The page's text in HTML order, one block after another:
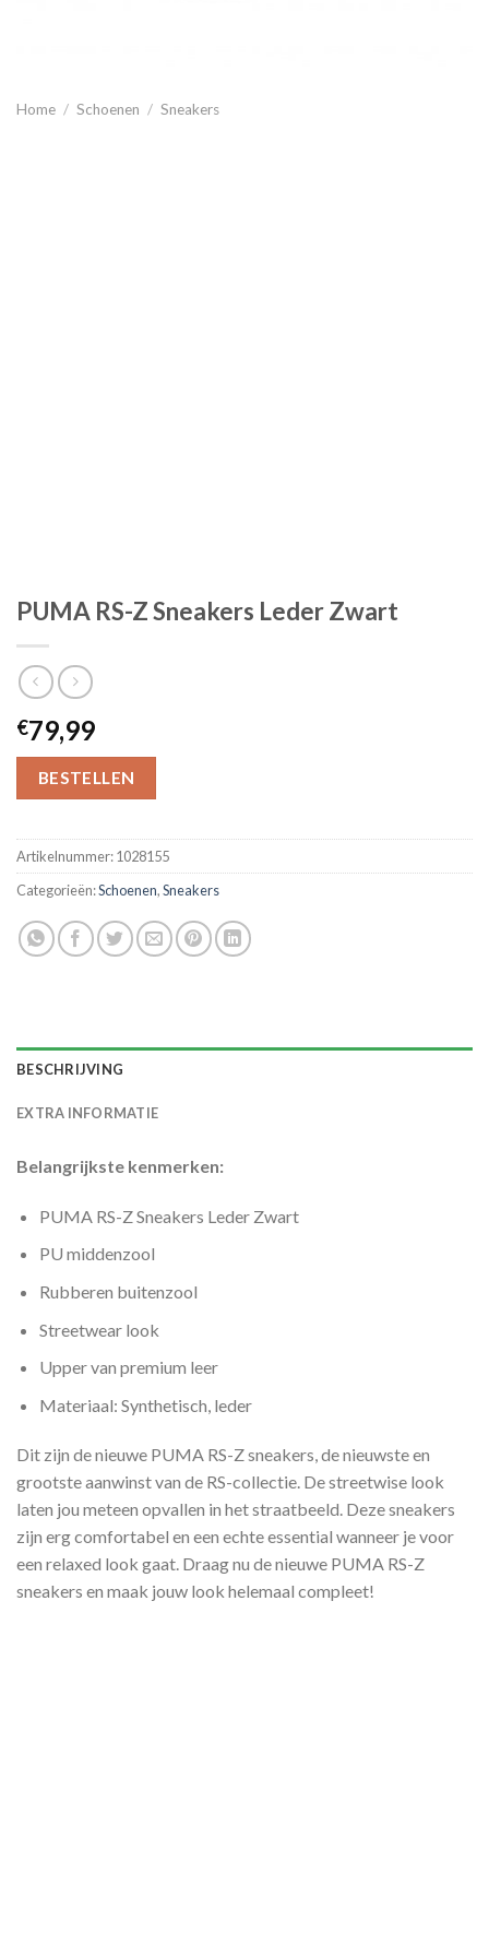
Home / Schoenen / Sneakers
PUMA RS-Z Sneakers Leder Zwart
€79,99
BESTELLEN
Artikelnummer:1028155
Categorieën:Schoenen,Sneakers
BESCHRIJVING
EXTRA INFORMATIE
Belangrijkste kenmerken:
PUMA RS-Z Sneakers Leder Zwart
PU middenzool
Rubberen buitenzool
Streetwear look
Upper van premium leer
Materiaal: Synthetisch, leder
Dit zijn de nieuwe PUMA RS-Z sneakers, de nieuwste en
grootste aanwinst van de RS-collectie. De streetwise look
laten jou meteen opvallen in het straatbeeld. Deze sneakers
zijn erg comfortabel en een echte essential wanneer je voor
een relaxed look gaat. Draag nu de nieuwe PUMA RS-Z
sneakers en maak jouw look helemaal compleet!